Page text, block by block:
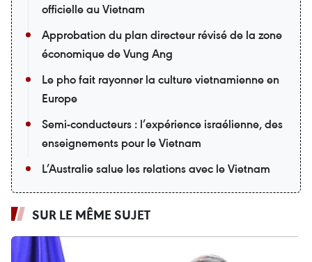
officielle au Vietnam
Approbation du plan directeur révisé de la zone
économique de Vung Ang
Le pho fait rayonner la culture vietnamienne en
Europe
Semi-conducteurs : l’expérience israélienne, des
enseignements pour le Vietnam
L’Australie salue les relations avec le Vietnam
SUR LE MÊME SUJET